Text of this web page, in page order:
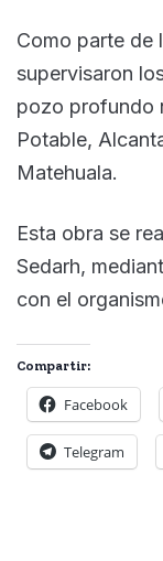
Como parte de
supervisaron
pozo profundo
Potable,
Matehuala.
Esta obra se
Sedarh,
con el
Compartir:
Facebook
Telegram